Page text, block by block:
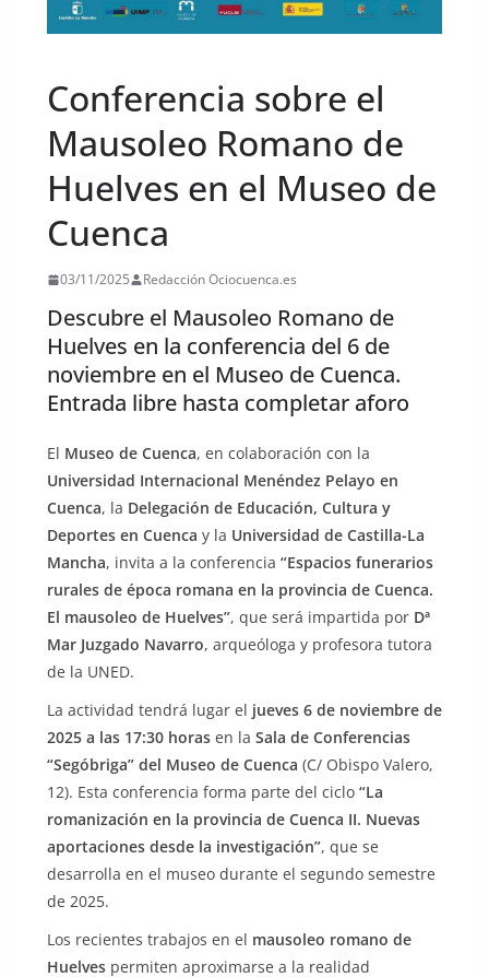
Conferencia sobre el
Mausoleo Romano de
Huelves en el Museo de
Cuenca
03/11/2025 Redacción Ociocuenca.es
Descubre el Mausoleo Romano de
Huelves en la conferencia del 6 de
noviembre en el Museo de Cuenca.
Entrada libre hasta completar aforo
El Museo de Cuenca, en colaboración con la
Universidad Internacional Menéndez Pelayo en
Cuenca, la Delegación de Educación, Cultura y
Deportes en Cuenca y la Universidad de Castilla-La
Mancha, invita a la conferencia “Espacios funerarios
rurales de época romana en la provincia de Cuenca.
El mausoleo de Huelves”, que será impartida por Dª
Mar Juzgado Navarro, arqueóloga y profesora tutora
de la UNED.
La actividad tendrá lugar el jueves 6 de noviembre de
2025 a las 17:30 horasen la Sala de Conferencias
“Segóbriga” del Museo de Cuenca (C/ Obispo Valero,
12). Esta conferencia forma parte del ciclo “La
romanización en la provincia de Cuenca II. Nuevas
aportaciones desde la investigación”, que se
desarrolla en el museo durante el segundo semestre
de 2025.
Los recientes trabajos en el mausoleo romano de
Huelvespermiten aproximarse a la realidad